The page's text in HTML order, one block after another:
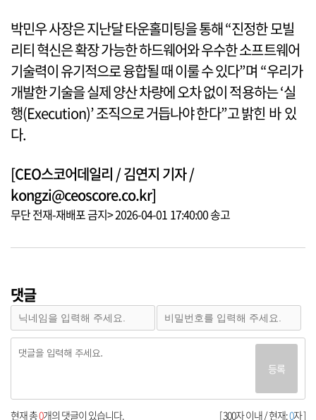
박민우 사장은 지난달 타운홀미팅을 통해 “진정한 모빌
리티 혁신은 확장 가능한 하드웨어와 우수한 소프트웨어
기술력이 유기적으로 융합될 때 이룰 수 있다”며 “우리가
개발한 기술을 실제 양산 차량에 오차 없이 적용하는 ‘실
행(Execution)’ 조직으로 거듭나야 한다”고 밝힌 바 있
다.
[CEO스코어데일리 / 김연지 기자 /
kongzi@ceoscore.co.kr]
무단 전재-재배포 금지> 2026-04-01 17:40:00 송고
댓글
등록
[ 300자 이내 / 현재:0자 ]
현재 총0개의 댓글이 있습니다.